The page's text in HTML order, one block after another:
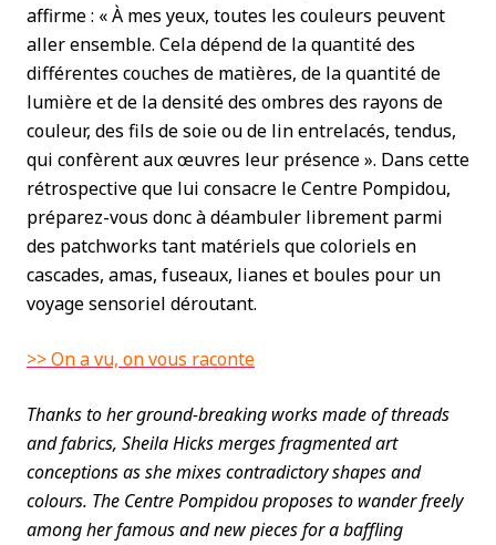
affirme : « À mes yeux, toutes les couleurs peuvent
aller ensemble. Cela dépend de la quantité des
différentes couches de matières, de la quantité de
lumière et de la densité des ombres des rayons de
couleur, des fils de soie ou de lin entrelacés, tendus,
qui confèrent aux œuvres leur présence ». Dans cette
rétrospective que lui consacre le Centre Pompidou,
préparez-vous donc à déambuler librement parmi
des patchworks tant matériels que coloriels en
cascades, amas, fuseaux, lianes et boules pour un
voyage sensoriel déroutant.
>> On a vu, on vous raconte
Thanks to her ground-breaking works made of threads
and fabrics, Sheila Hicks merges fragmented art
conceptions as she mixes contradictory shapes and
colours. The Centre Pompidou proposes to wander freely
among her famous and new pieces for a baffling